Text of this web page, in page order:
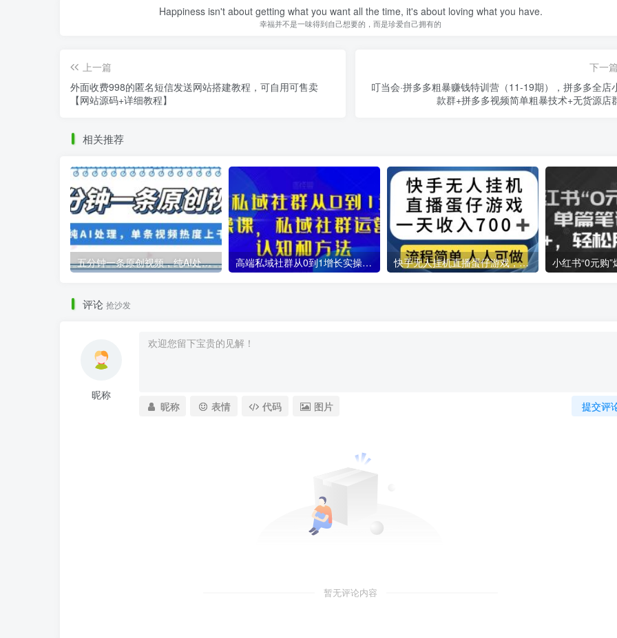
Happiness isn't about getting what you want all the time, it's about loving what you have.
幸福并不是一味得到自己想要的，而是珍爱自己拥有的
上一篇
外面收费998的匿名短信发送网站搭建教程，可自用可售卖
【网站源码+详细教程】
下一
叮当会·拼多多粗暴赚钱特训营（11-19期），拼多多全店
款群+拼多多视频简单粗暴技术+无货源店
相关推荐
五分钟一条原创视频，纯AI处理，单条视频热度上千万【揭秘】 高端私域社群从0到1增长实操课，私域社群运营的认知和方法 快手无人挂机直播蛋仔游戏，一天收入700+，流程简单人人可做【揭秘】
评论 抢沙发
昵称
提交评
昵称 表情 代码 图片
暂无评论内容